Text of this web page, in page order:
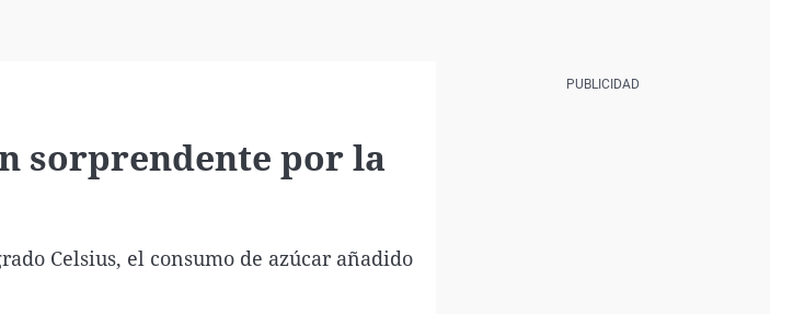
sorprendente por la
Celsius, el consumo de azúcar añadido